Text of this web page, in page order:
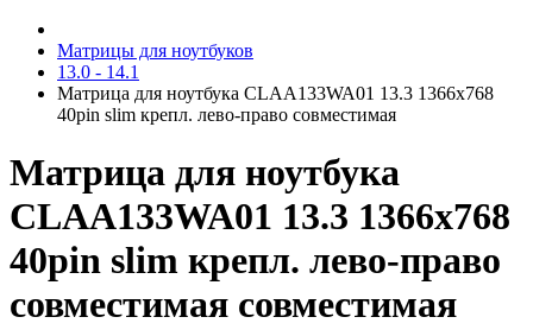
Матрицы для ноутбуков
13.0 - 14.1
Матрица для ноутбука CLAA133WA01 13.3 1366x768
40pin slim крепл. лево-право cовместимая
Матрица для ноутбука
CLAA133WA01 13.3 1366x768
40pin slim крепл. лево-право
совместимая cовместимая